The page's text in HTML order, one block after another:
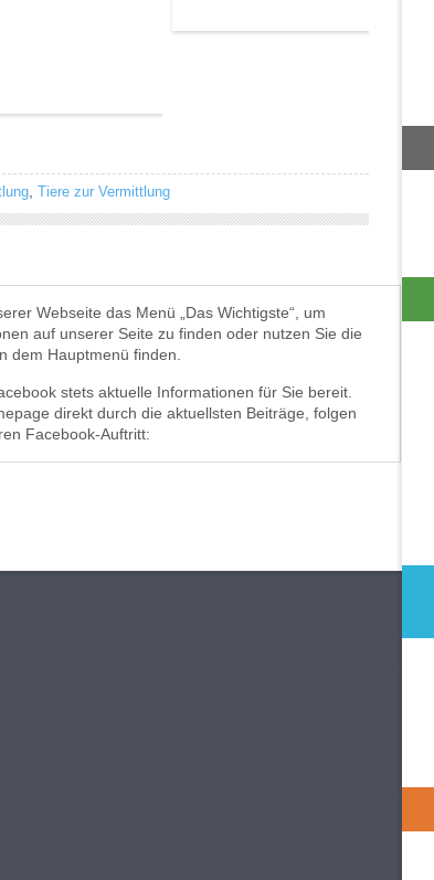
Tiere zur Vermittlung
Webseite das Menü „Das Wichtigste“, um
auf unserer Seite zu finden oder nutzen Sie die
dem Hauptmenü finden.
stets aktuelle Informationen für Sie bereit.
direkt durch die aktuellsten Beiträge, folgen
Facebook-Auftritt: